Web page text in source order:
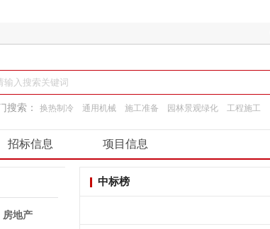
搜索： 换热制冷 通用机械 施工准备 园林景观绿化
工程施工
招标信息 项目信息
房地产
中标榜